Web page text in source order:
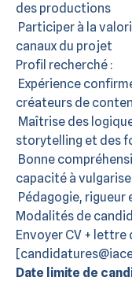
des productions
Participer à la
canaux du projet
Profil recherché :
Expérience
créateurs de
Maîtrise des
storytelling et des
Bonne
capacité à
Pédagogie, rigueur
Modalités de
Envoyer CV +
Date limite de